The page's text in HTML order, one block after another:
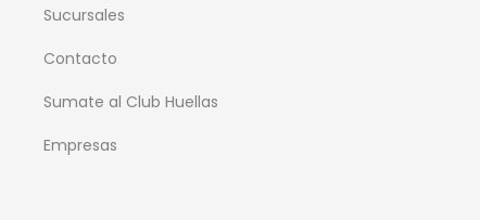
Sucursales
Contacto
Sumate al Club Huellas
Empresas